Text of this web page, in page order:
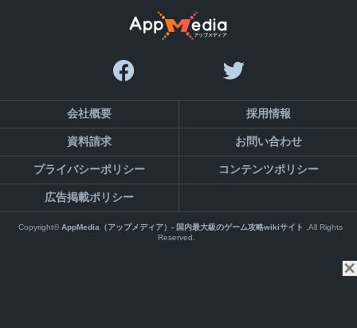
会社概要 採用情報
資料請求 お問い合わせ
プライバシーポリシー コンテンツポリシー
広告掲載ポリシー
Copyright©AppMedia（アップメディア）- 国内最大級のゲーム攻略wikiサイト
,All Rights
Reserved.